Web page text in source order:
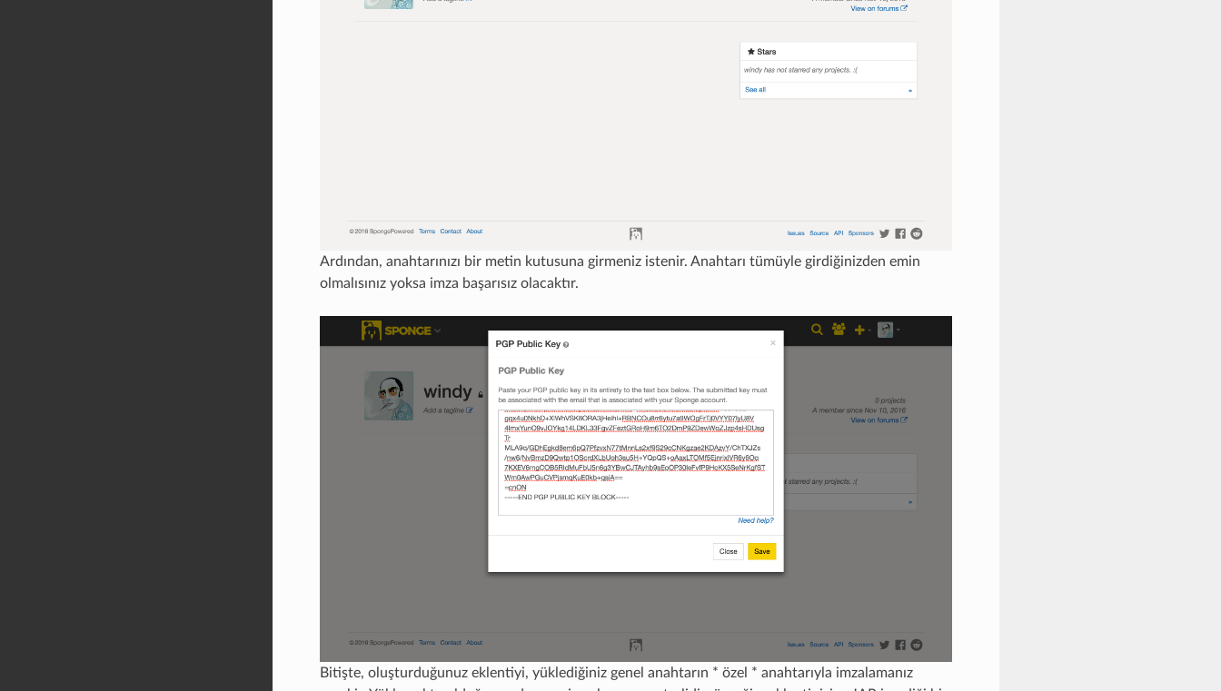
Ardından, anahtarınızı bir metin kutusuna girmeniz istenir. Anahtarı tümüyle girdiğinizden emin
olmalısınız yoksa imza başarısız olacaktır.
Bitişte, oluşturduğunuz eklentiyi, yüklediğiniz genel anahtarın * özel * anahtarıyla imzalamanız